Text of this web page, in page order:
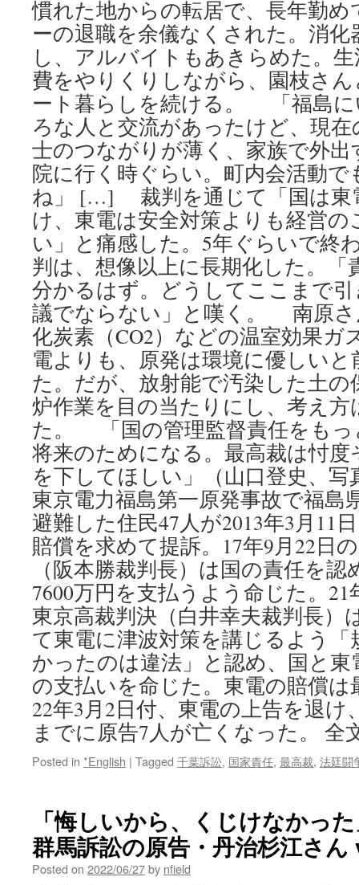
慣れた地からの転居で、長年勤
ーの退職を余儀なくされた。消化
し、アルバイトもあきらめた。
費をやりくりしながら、園枝さ
ート暮らしを続ける。 「福島
ろな人と交流があったけど、現
士のつながりが薄く、家族で外
院に行く時ぐらい。町内会活動
ね」 […] 裁判を通じて「国は東
け、東電は安全対策よりも経営
い」と痛感した。5年ぐらいで終
判は、想像以上に長期化した。「
分かるはず。どうしてここまで
議でならない」と嘆く。 南原さ
化炭素（CO2）などの温室効果ガ
電よりも、原発は環境に優しい
た。だが、放射能で汚染した土
炉作業を目の当たりにし、考え方
た。 「国の管理監督責任をもっ
将来のためになる。最高裁は忖
を下してほしい」（山口登史
東京電力福島第一原発事故で福島
避難した住民47人が2013年3月11
賠償を求めて提訴。17年9月22日
（阪本勝裁判長）は国の責任を
7600万円を支払うよう命じた。21
東京高裁判決（白井幸夫裁判長）
て東電に津波対策を講じるよう
かったのは違法」と認め、国と東
の支払いを命じた。東電の賠償は
22年3月2日付、東電の上告を退け
までに原告7人が亡くなった。 全
Posted in *English | Tagged 千葉訴訟, 国家責任, 最高裁, 法廷闘
「悔しいから、くじけなかっ
群馬訴訟の原告・丹治杉江さ
Posted on 2022/06/27by nfield